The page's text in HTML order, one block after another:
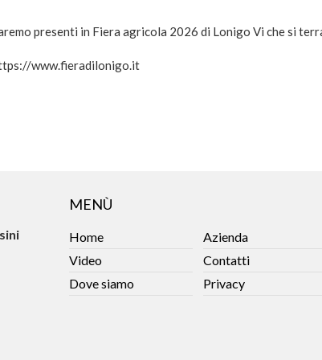
presenti in Fiera agricola 2026 di Lonigo Vi che si
www.fieradilonigo.it
MENÙ
Home
Azienda
Video
Contatti
Dove siamo
Privacy